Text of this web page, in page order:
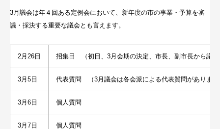
3月議会は年４回ある定例会において、新年度の市の事業・予算を審
議・採決する重要な議会とも言えます。
2月26日 招集日 （初日、3月会期の決定、市長、副市長から議
3月5日 代表質問 （3月議会は各会派による代表質問があります
3月6日 個人質問
3月7日 個人質問